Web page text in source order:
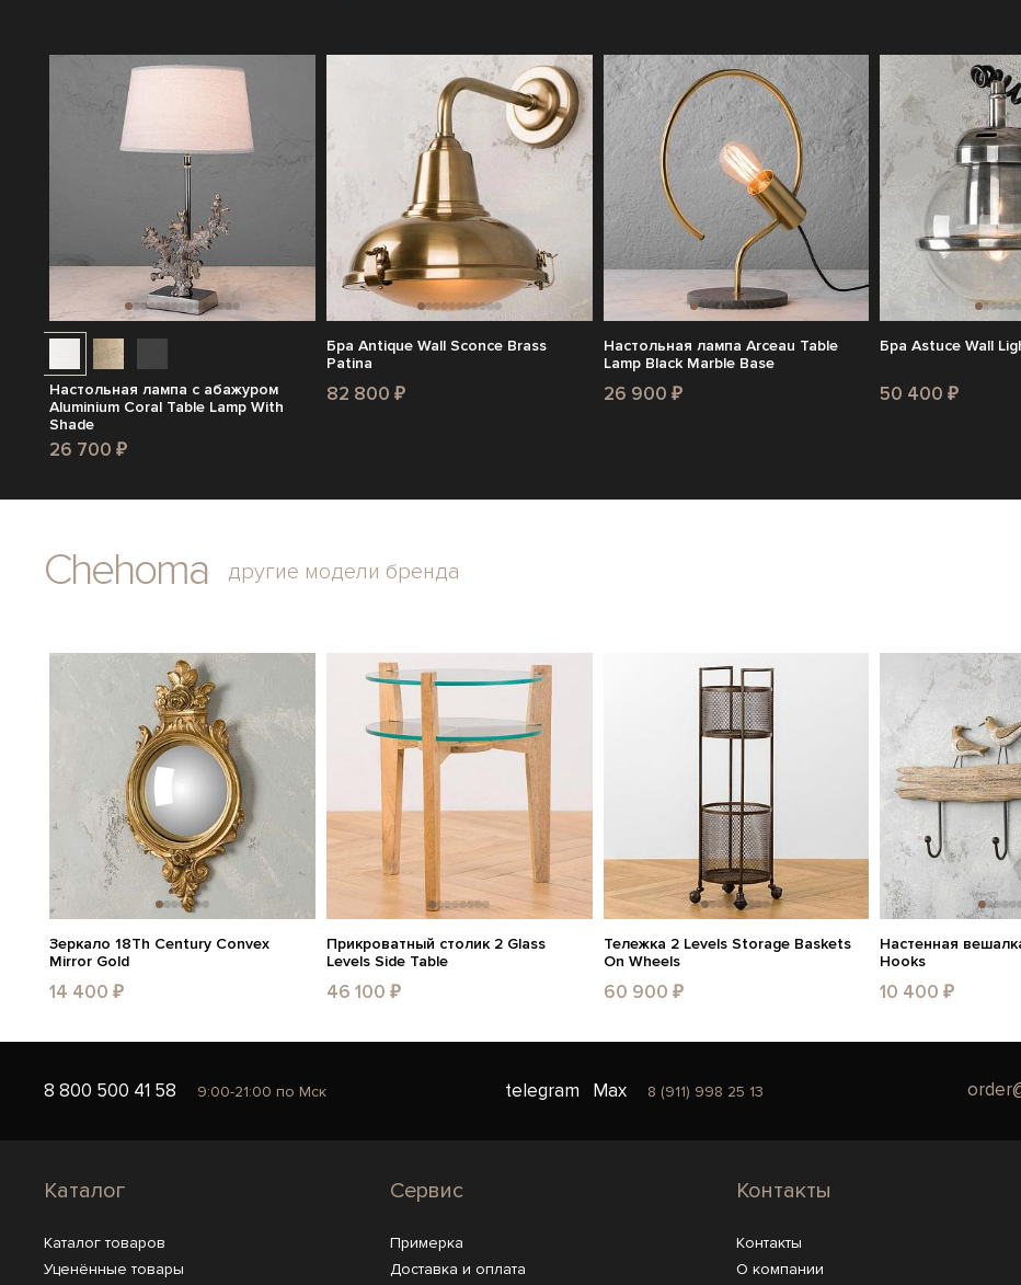
Настольная лампа с абажуром
Aluminium Coral Table Lamp With
Shade
26 700 ₽
Бра Antique Wall Sconce Brass
Patina
82 800 ₽
Настольная лампа Arceau Table
Lamp Black Marble Base
26 900 ₽
Бра Astuce Wall
50 400 ₽
Chehoma другие модели бренда
Зеркало 18Th Century Convex
Mirror Gold
14 400 ₽
Прикроватный столик 2 Glass
Levels Side Table
46 100 ₽
Тележка 2 Levels Storage Baskets
On Wheels
60 900 ₽
Настенная
Hooks
10 400 ₽
8 800 500 41 58 9:00-21:00 по Мск telegram Max 8 (911) 998 25 13
Каталог
Каталог товаров
Уценённые товары
Сервис
Примерка
Доставка и оплата
Контакты
Контакты
О компании